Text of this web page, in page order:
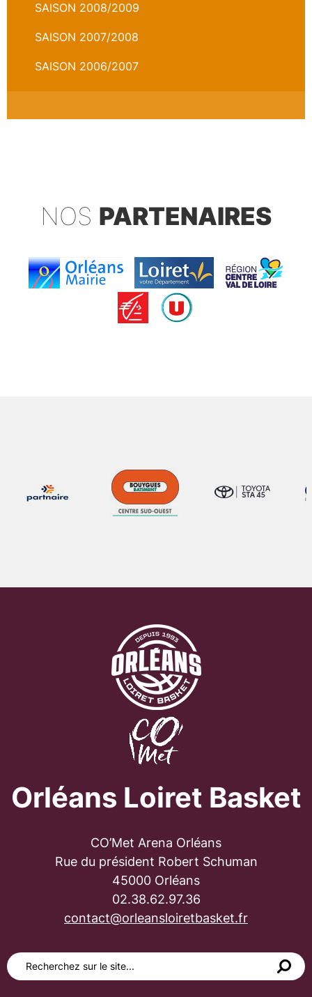
SAISON 2008/2009
SAISON 2007/2008
SAISON 2006/2007
NOS PARTENAIRES
Orléans Loiret Basket
CO’Met Arena Orléans
Rue du président Robert Schuman
45000 Orléans
02.38.62.97.36
contact@orleansloiretbasket.fr